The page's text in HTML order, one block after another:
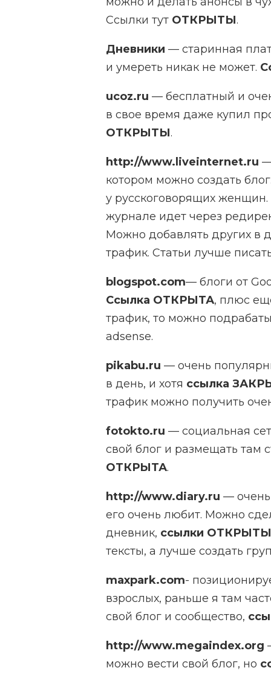
Ссылки тут ОТКРЫТЫ.
Дневники — старинная
и умереть никак не может.
ucoz.ru — бесплатный и
в свое время даже купил
ОТКРЫТЫ.
http://www.liveinternet.ru —
котором можно создать
у русскоговорящих женщин.
журнале идет через
Можно добавлять других в
трафик. Статьи лучше
blogspot.com— блоги от
Ссылка ОТКРЫТА, плюс
трафик, то можно
adsense.
pikabu.ru — очень
в день, и хотя ссылка
трафик можно получить
fotokto.ru — социальная
свой блог и размещать там
ОТКРЫТА.
http://www.diary.ru — очень
его очень любит. Можно
дневник, ссылки ОТКРЫТЫ
тексты, а лучше создать
maxpark.com-
взрослых, раньше я там
свой блог и сообщество,
http://www.megaindex.org
можно вести свой блог, но